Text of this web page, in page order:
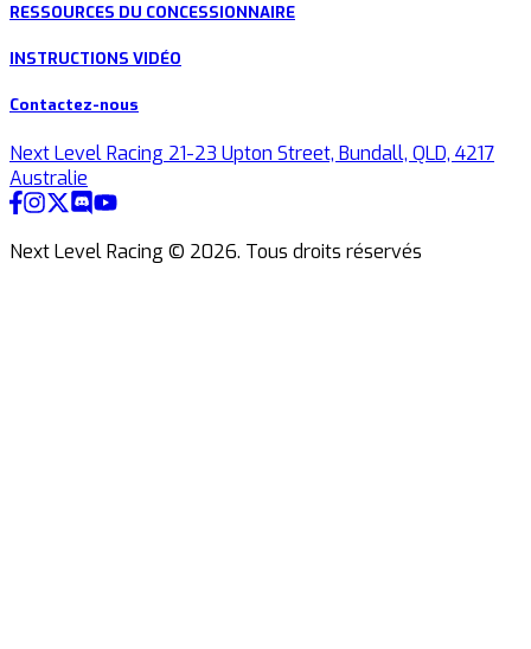
RESSOURCES DU CONCESSIONNAIRE
INSTRUCTIONS VIDÉO
Contactez-nous
Next Level Racing 21-23 Upton Street, Bundall, QLD, 4217
Australie
Next Level Racing © 2026. Tous droits réservés